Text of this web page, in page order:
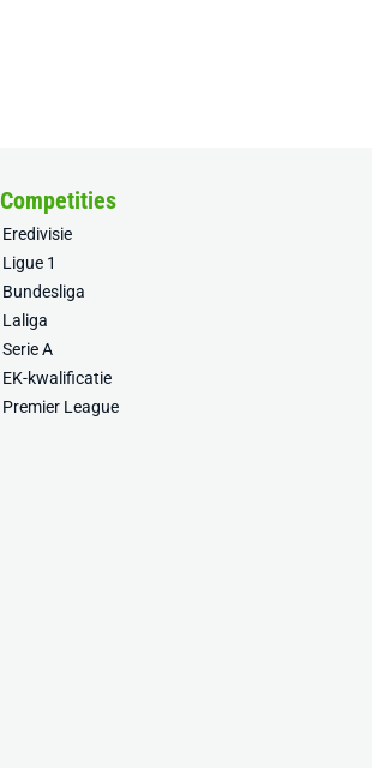
Competities
Eredivisie
Ligue 1
Bundesliga
Laliga
Serie A
EK-kwalificatie
Premier League